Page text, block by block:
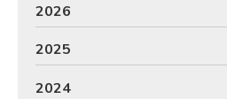
2026
2025
2024